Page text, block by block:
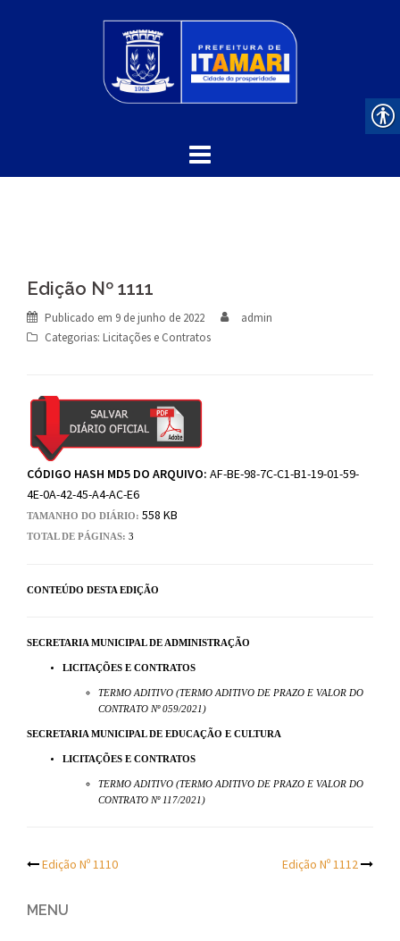
Edição Nº 1111
Publicado em 9 de junho de 2022
admin
Categorias: Licitações e Contratos
CÓDIGO HASH MD5 DO ARQUIVO: AF-BE-98-7C-C1-B1-19-01-59-
4E-0A-42-45-A4-AC-E6
TAMANHO DO DIÁRIO: 558 KB
TOTAL DE PÁGINAS: 3
CONTEÚDO DESTA EDIÇÃO
SECRETARIA MUNICIPAL DE ADMINISTRAÇÃO
LICITAÇÕES E CONTRATOS
TERMO ADITIVO (TERMO ADITIVO DE PRAZO E VALOR DO
CONTRATO Nº 059/2021)
SECRETARIA MUNICIPAL DE EDUCAÇÃO E CULTURA
LICITAÇÕES E CONTRATOS
TERMO ADITIVO (TERMO ADITIVO DE PRAZO E VALOR DO
CONTRATO Nº 117/2021)
Post
navigation
Edição Nº 1110 Edição Nº 1112
MENU